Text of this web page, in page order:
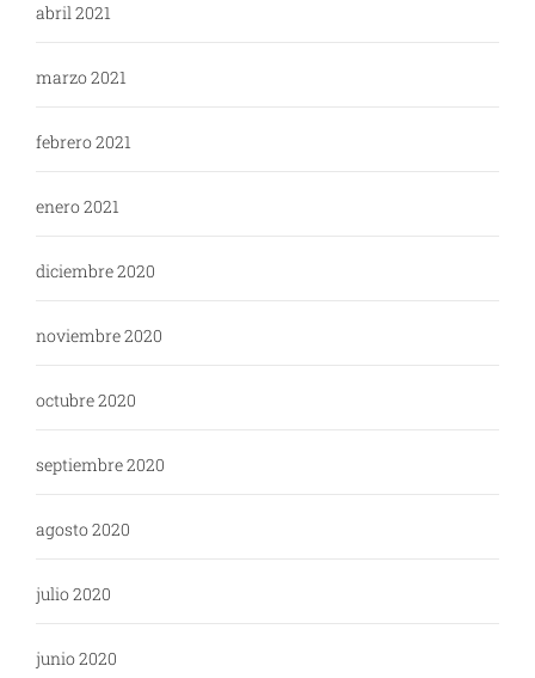
abril 2021
marzo 2021
febrero 2021
enero 2021
diciembre 2020
noviembre 2020
octubre 2020
septiembre 2020
agosto 2020
julio 2020
junio 2020